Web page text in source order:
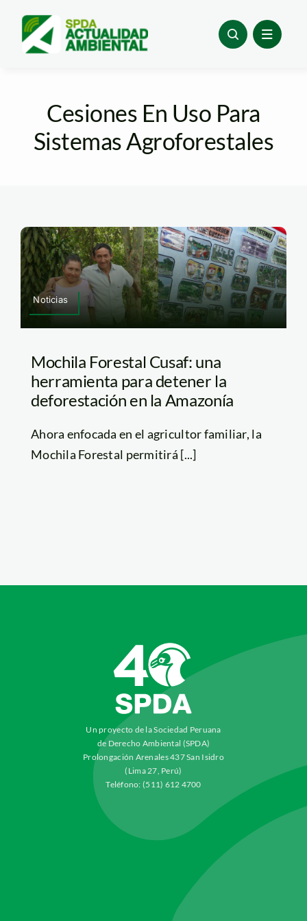
content
Cesiones En Uso Para
Sistemas Agroforestales
Noticias
Mochila Forestal Cusaf: una
herramienta para detener la
deforestación en la Amazonía
Ahora enfocada en el agricultor familiar, la
Mochila Forestal permitirá [...]
Un proyecto de la Sociedad Peruana
de Derecho Ambiental (SPDA)
Prolongación Arenales 437 San Isidro
(Lima 27, Perú)
Teléfono: (511) 612 4700